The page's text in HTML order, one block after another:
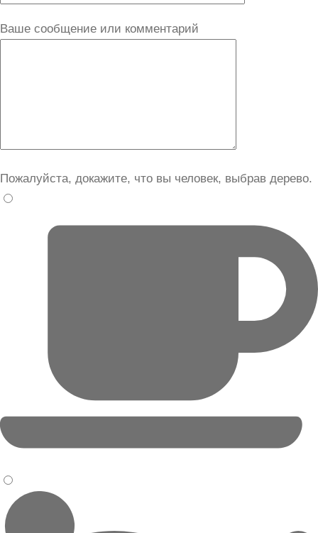
Ваше сообщение или комментарий
Пожалуйста, докажите, что вы человек, выбрав дерево.